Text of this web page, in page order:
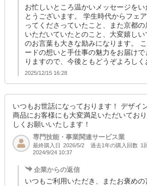
お忙しいところ温かいメッセージを
とうございます。 学生時代からフェ
ってくださっていたこと、また京都
いただいていたとのこと、大変嬉し
のお言葉も大きな励みになります。
ードの想いと手仕事の魅力をお届け
りますので、今後ともどうぞよろしく
2025/12/15 16:28
いつもお世話になっております！ デザイ
商品にお客様にも大変満足いただいてお
しくお願いいたします！
専門技能・事業関連サービス業
最終購入日 2026/5/2 過去1年の購入回数 1
2024/9/24 10:37
企業からの返信
いつもご利用いただき、またお褒めの